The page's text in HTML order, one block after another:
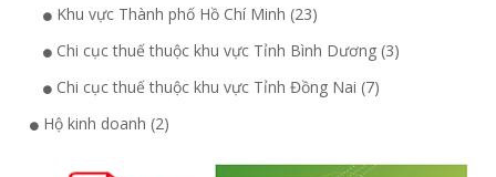
Khu vực Thành phố Hồ Chí Minh (23)
Chi cục thuế thuộc khu vực Tỉnh Bình Dương (3)
Chi cục thuế thuộc khu vực Tỉnh Đồng Nai (7)
Hộ kinh doanh (2)